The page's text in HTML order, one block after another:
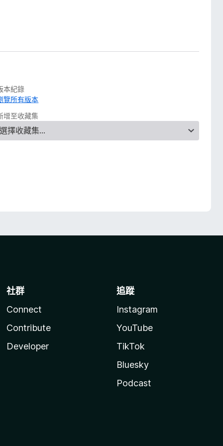
本紀錄
覽所有版本
增至收藏集
社群
Connect
Contribute
Developer
追蹤
Instagram
YouTube
TikTok
Bluesky
Podcast